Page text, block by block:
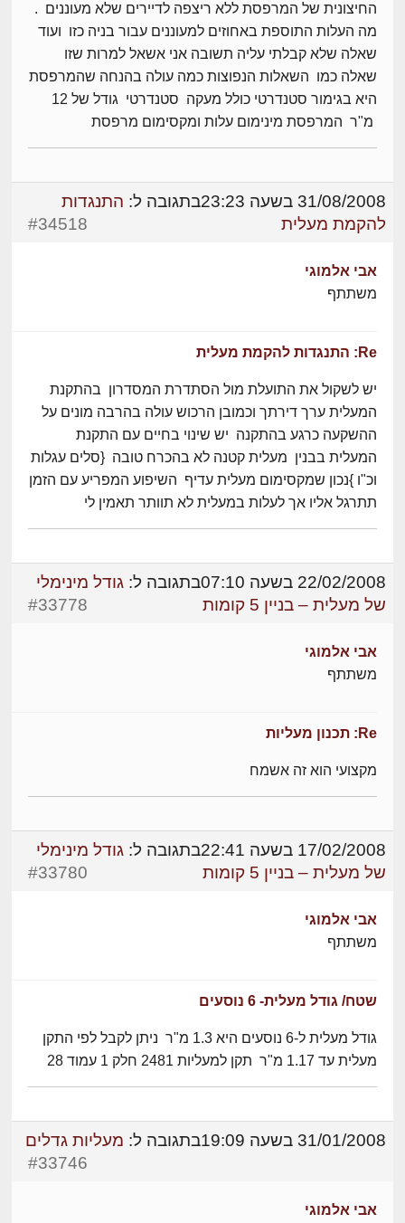
החיצונית של המרפסת ללא ריצפה לדיירים שלא מעוננים .
מה העלות התוספת באחוזים למעוננים עבור בניה כזו ועוד
שאלה שלא קבלתי עליה תשובה אני אשאל למרות שזו
שאלה כמו השאלות הנפוצות כמה עולה בהנחה שהמרפסת
היא בגימור סטנדרטי כולל מעקה סטנדרטי גודל של 12
מ"ר המרפסת מינימום עלות ומקסימום מרפסת
31/08/2008 בשעה 23:23 בתגובה ל: התנגדות
להקמת מעלית
#34518
אבי אלמוגי
משתתף
Re: התנגדות להקמת מעלית
יש לשקול את התועלת מול הסתדרת המסדרון בהתקנת
המעלית ערך דירתך וכמובן הרכוש עולה בהרבה מונים על
ההשקעה כרגע בהתקנה יש שינוי בחיים עם התקנת
המעלית בבנין מעלית קטנה לא בהכרח טובה {סלים עגלות
וכ"ו }נכון שמקסימום מעלית עדיף השיפוע המפריע עם הזמן
תתרגל אליו אך לעלות במעלית לא תוותר תאמין לי
22/02/2008 בשעה 07:10 בתגובה ל: גודל מינימלי
של מעלית – בניין 5 קומות
#33778
אבי אלמוגי
משתתף
Re: תכנון מעליות
מקצועי הוא זה אשמח
17/02/2008 בשעה 22:41 בתגובה ל: גודל מינימלי
של מעלית – בניין 5 קומות
#33780
אבי אלמוגי
משתתף
שטח/ גודל מעלית- 6 נוסעים
גודל מעלית ל-6 נוסעים היא 1.3 מ"ר ניתן לקבל לפי התקן
מעלית עד 1.17 מ"ר תקן למעליות 2481 חלק 1 עמוד 28
31/01/2008 בשעה 19:09 בתגובה ל: מעליות גדלים
#33746
אבי אלמוגי